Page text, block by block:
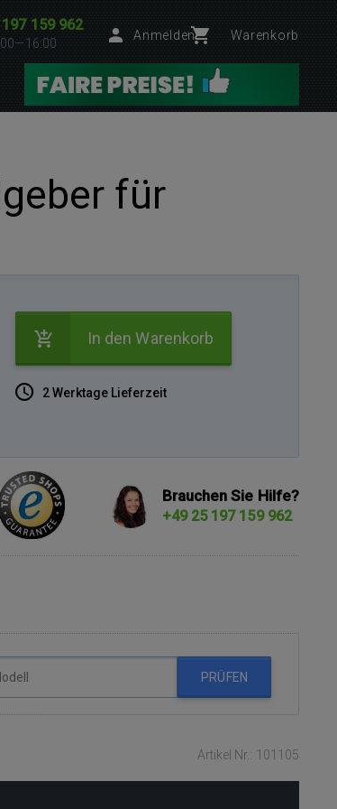
159 962
Anmelden Warenkorb
für
In den Warenkorb
2 Werktage Lieferzeit
Brauchen Sie Hilfe?
+49 25 197 159 962
PRÜFEN
Artikel Nr.: 101105